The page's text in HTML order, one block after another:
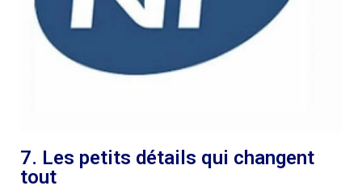
7. Les petits détails qui changent
tout